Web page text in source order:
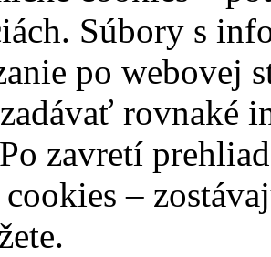
Súbory s
po webovej
rovnaké
zavretí
–